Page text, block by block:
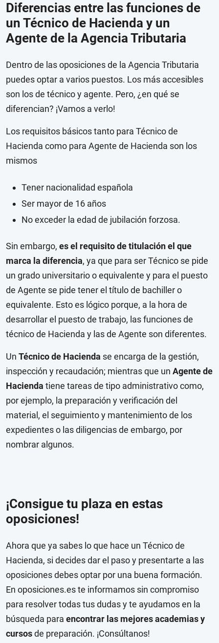
Diferencias entre las funciones de
un Técnico de Hacienda y un
Agente de la Agencia Tributaria
Dentro de las oposiciones de la Agencia Tributaria
puedes optar a varios puestos. Los más accesibles
son los de técnico y agente. Pero, ¿en qué se
diferencian? ¡Vamos a verlo!
Los requisitos básicos tanto para Técnico de
Hacienda como para Agente de Hacienda son los
mismos
Tener nacionalidad española
Ser mayor de 16 años
No exceder la edad de jubilación forzosa.
Sin embargo, es el requisito de titulación el que
marca la diferencia, ya que para ser Técnico se pide
un grado universitario o equivalente y para el puesto
de Agente se pide tener el título de bachiller o
equivalente. Esto es lógico porque, a la hora de
desarrollar el puesto de trabajo, las funciones de
técnico de Hacienda y las de Agente son diferentes.
Un Técnico de Hacienda se encarga de la gestión,
inspección y recaudación; mientras que un Agente de
Hacienda tiene tareas de tipo administrativo como,
por ejemplo, la preparación y verificación del
material, el seguimiento y mantenimiento de los
expedientes o las diligencias de embargo, por
nombrar algunos.
¡Consigue tu plaza en estas
oposiciones!
Ahora que ya sabes lo que hace un Técnico de
Hacienda, si decides dar el paso y presentarte a las
oposiciones debes optar por una buena formación.
En oposiciones.es te informamos sin compromiso
para resolver todas tus dudas y te ayudamos en la
búsqueda para encontrar las mejores academias y
cursosde preparación. ¡Consúltanos!